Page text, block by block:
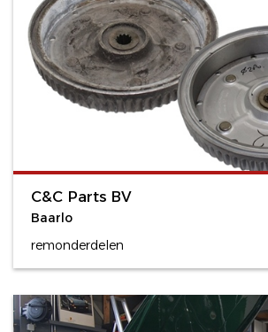
C&C Parts BV
Baarlo
remonderdelen